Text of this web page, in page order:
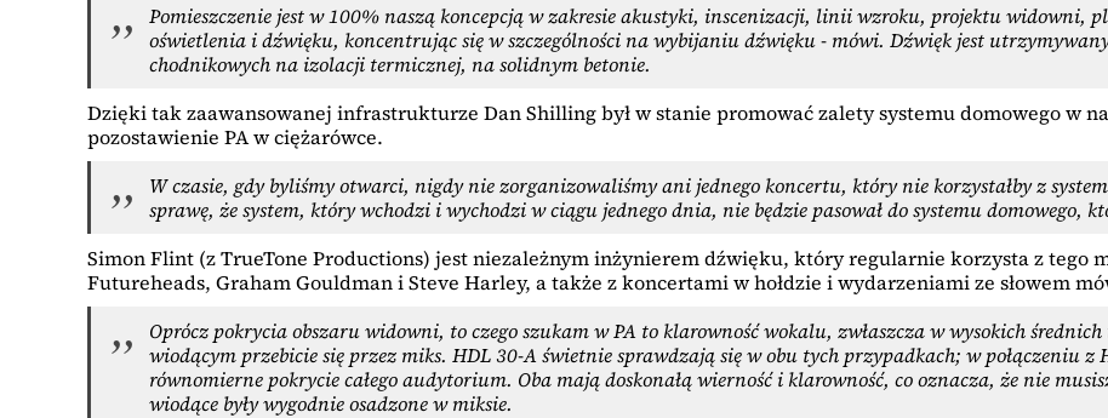
Pomieszczenie jest w 100% naszą koncepcją w zakresie akustyki, inscenizacji, linii wzroku, projektu widowni,
oświetlenia i dźwięku, koncentrując się w szczególności na wybijaniu dźwięku - mówi. Dźwięk jest
chodnikowych na izolacji termicznej, na solidnym betonie.
Dzięki tak zaawansowanej infrastrukturze Dan Shilling był w stanie promować zalety systemu domowego w
pozostawienie PA w ciężarówce.
W czasie, gdy byliśmy otwarci, nigdy nie zorganizowaliśmy ani jednego koncertu, który nie korzystałby z
sprawę, że system, który wchodzi i wychodzi w ciągu jednego dnia, nie będzie pasował do systemu domowego,
Simon Flint (z TrueTone Productions) jest niezależnym inżynierem dźwięku, który regularnie korzysta z tego
Futureheads, Graham Gouldman i Steve Harley, a także z koncertami w hołdzie i wydarzeniami ze słowem
Oprócz pokrycia obszaru widowni, to czego szukam w PA to klarowność wokalu, zwłaszcza w wysokich
wiodącym przebicie się przez miks. HDL 30-A świetnie sprawdzają się w obu tych przypadkach; w połączeniu
równomierne pokrycie całego audytorium. Oba mają doskonałą wierność i klarowność, co oznacza, że nie
wiodące były wygodnie osadzone w miksie.